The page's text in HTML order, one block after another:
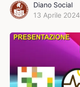
Diano Social
13 Aprile 2024